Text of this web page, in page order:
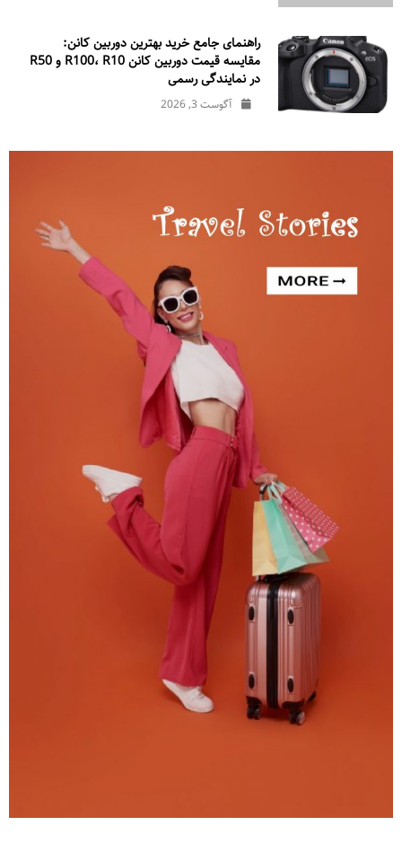
راهنمای جامع خرید بهترین دوربین کانن:
مقایسه قیمت دوربین کانن R100، R10 و R50
در نمایندگی رسمی
آگوست 3, 2026